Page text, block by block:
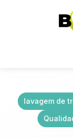
lavagem de